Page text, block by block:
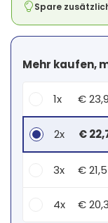
Spare
Mehr kaufen,
1x €
2x €
3x €
4x €